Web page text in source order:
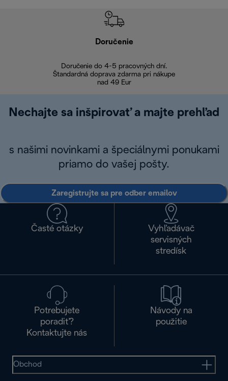
Doručenie
Doručenie do 4-5 pracovných dní.
Štandardná doprava zdarma pri nákupe
nad 49 Eur
Nechajte sa inšpirovať a majte prehľad
s našimi novinkami a špeciálnymi ponukami
priamo do vašej pošty.
Zaregistrujte sa pre odber emailov
Časté otázky
Vyhľadávač
servisných
stredísk
Potrebujete
poradiť?
Kontaktujte nás
Návody na
použitie
Obchod